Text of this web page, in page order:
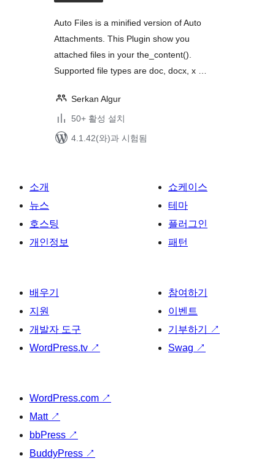
Auto Files is a minified version of Auto
Attachments. This Plugin show you
attached files in your the_content().
Supported file types are doc, docx, x …
Serkan Algur
50+ 활성 설치
4.1.42(와)과 시험됨
소개
뉴스
호스팅
개인정보
쇼케이스
테마
플러그인
패턴
배우기
지원
개발자 도구
WordPress.tv ↗
참여하기
이벤트
기부하기
↗
Swag ↗
WordPress.com ↗
Matt ↗
bbPress ↗
BuddyPress ↗